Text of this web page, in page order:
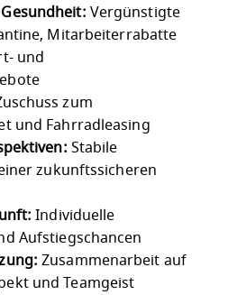
Vergünstigte
Mitarbeiterrabatte
und
zum
und Fahrradleasing
Stabile
zukunftssicheren
Individuelle
Aufstiegschancen
Zusammenarbeit auf
und Teamgeist